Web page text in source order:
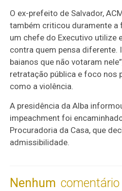
O ex-prefeito de Salvador,
também criticou duramente a
um chefe do Executivo utilize
contra quem pensa diferente.
baianos que não votaram
retratação pública e foco nos
como a violência.
A presidência da Alba
impeachment foi
Procuradoria da Casa, que
admissibilidade.
Nenhum comentário